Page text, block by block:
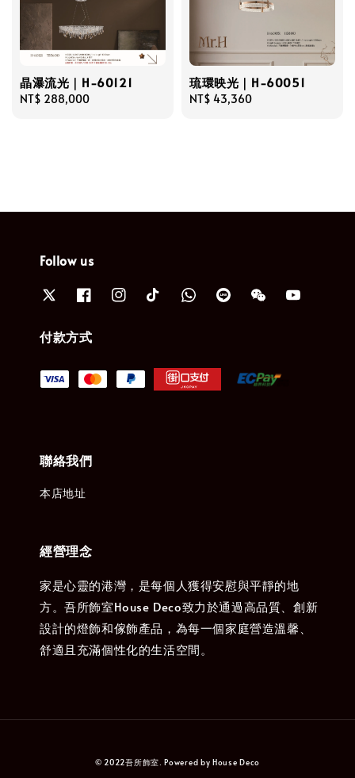
晶瀑流光｜H-60121
Regular
NT$ 288,000
琉環映光｜H-60051
Regular
NT$ 43,360
Follow us
付款方式
聯絡我們
本店地址
經營理念
家是心靈的港灣，是每個人獲得安慰與平靜的地
方。吾所飾室House Deco致力於通過高品質、創新
設計的燈飾和傢飾產品，為每一個家庭營造溫馨、
舒適且充滿個性化的生活空間。
© 2022吾所飾室. Powered by House Deco